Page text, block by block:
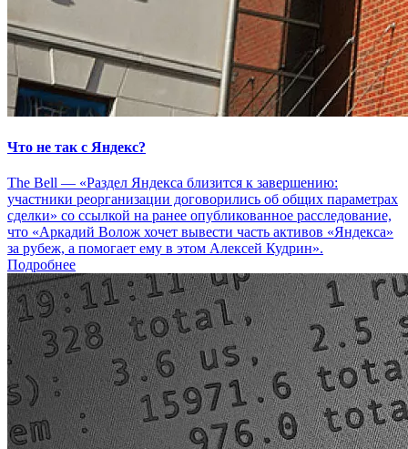
Что не так с Яндекс?
The Bell — «Раздел Яндекса близится к завершению:
участники реорганизации договорились об общих параметрах
сделки» со ссылкой на ранее опубликованное расследование,
что «Аркадий Волож хочет вывести часть активов «Яндекса»
за рубеж, а помогает ему в этом Алексей Кудрин».
Подробнее